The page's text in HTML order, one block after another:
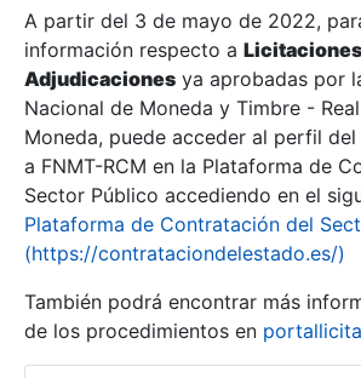
Show/Hide
Show/Hide
A partir del 3 de mayo de 2022,
información respecto a
Adjudicaciones ya aprobadas por
Nacional de Moneda y Timbre -
Moneda, puede acceder al perfil
a FNMT-RCM en la Plataforma de
Sector Público accediendo en el
Plataforma de Contratación del
(https://contrataciondelestado.es/)
También podrá encontrar más
de los procedimientos en